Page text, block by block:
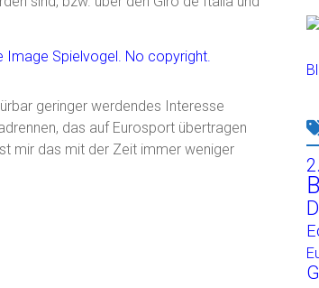
geringer werdendes Interesse
das auf Eurosport übertragen
mir das mit der Zeit immer weniger